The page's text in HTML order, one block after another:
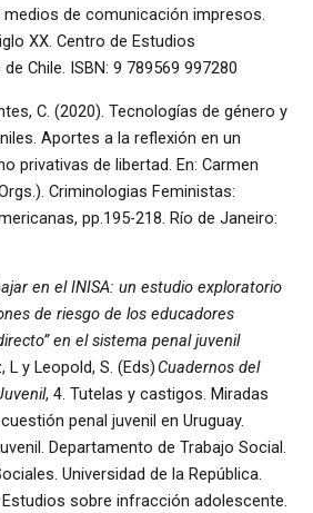
de comunicación impresos.
XX. Centro de Estudios
Chile. ISBN: 9 789569 997280
C. (2020). Tecnologías de género y
Aportes a la reflexión en un
privativas de libertad. En: Carmen
Criminologias Feministas:
pp.195-218. Río de Janeiro:
en el INISA: un estudio exploratorio
de riesgo de los educadores
en el sistema penal juvenil
L y Leopold, S. (Eds) Cuadernos del
, 4. Tutelas y castigos. Miradas
penal juvenil en Uruguay.
Departamento de Trabajo Social.
Universidad de la República.
sobre infracción adolescente.